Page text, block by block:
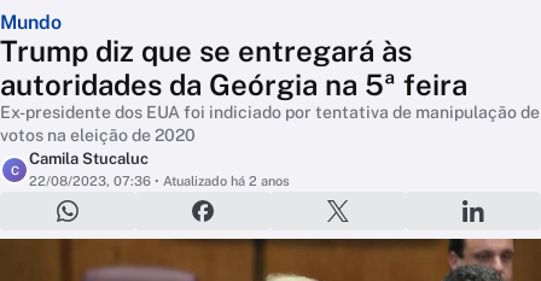
Mundo
Trump diz que se entregará às
autoridades da Geórgia na 5ª feira
Ex-presidente dos EUA foi indiciado por tentativa de manipulação de
votos na eleição de 2020
C
Camila Stucaluc
22/08/2023, 07:36 • Atualizado há 2 anos